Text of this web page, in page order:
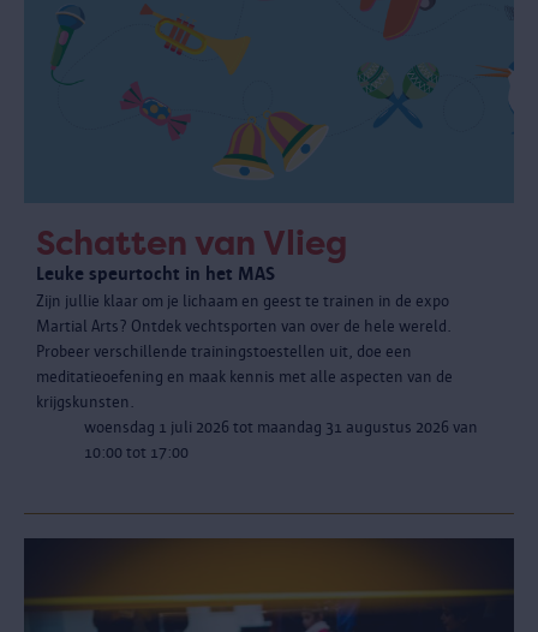
Schatten van Vlieg
Leuke speurtocht in het MAS
Zijn jullie klaar om je lichaam en geest te trainen in de expo
Martial Arts? Ontdek vechtsporten van over de hele wereld.
Probeer verschillende trainingstoestellen uit, doe een
meditatieoefening en maak kennis met alle aspecten van de
krijgskunsten.
woensdag 1 juli 2026 tot maandag 31 augustus 2026 van
10:00 tot 17:00